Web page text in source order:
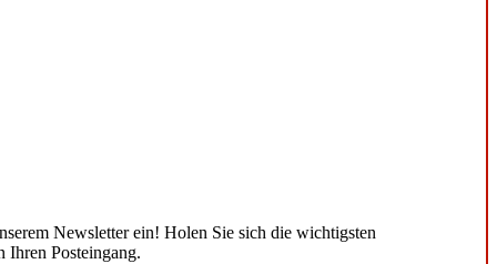
Newsletter ein! Holen Sie sich die wichtigsten
Ihren Posteingang.